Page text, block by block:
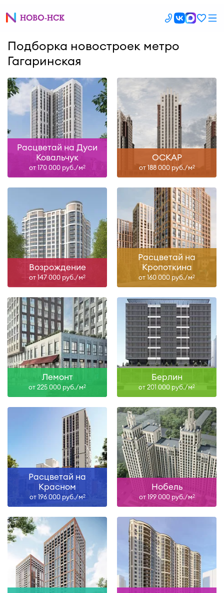
Подборка новостроек метро
Гагаринская
Расцветай на Дуси
Ковальчук
от 170 000 руб./м2
ОСКАР
от 188 000 руб./м2
Возрождение
от 147 000 руб./м2
Расцветай на
Кропоткина
от 160 000 руб./м2
Лемонт
от 225 000 руб./м2
Берлин
от 201 000 руб./м2
Расцветай на
Красном
от 196 000 руб./м2
Нобель
от 199 000 руб./м2